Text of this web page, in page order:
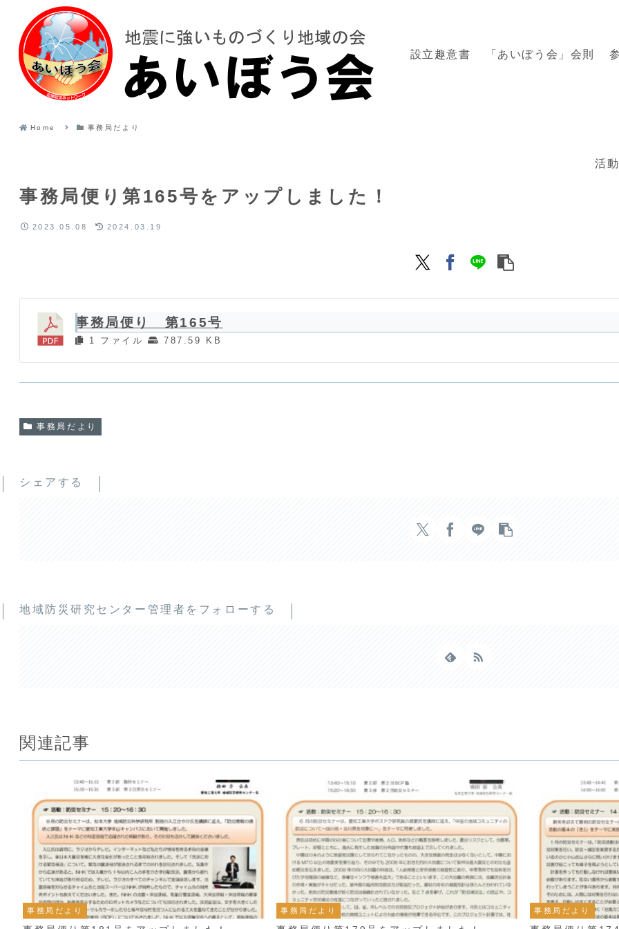
設立趣意書 「あいぼう会」会則
活
Home 事務局だより
事務局便り第165号をアップしました！
2023.05.08 2024.03.19
事務局便り 第165号
1 ファイル 787.59 KB
事務局だより
シェアする
地域防災研究センター管理者をフォローする
関連記事
事務局だより 事務局だより 事務局だより